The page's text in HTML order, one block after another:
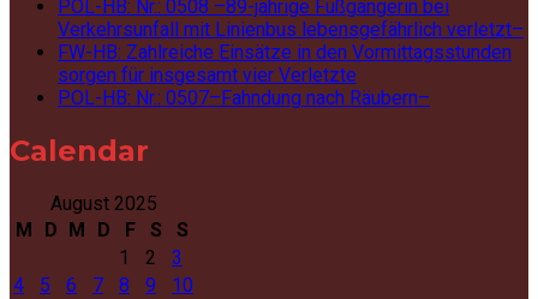
POL-HB: Nr.: 0508 –89-jährige Fußgängerin bei
Verkehrsunfall mit Linienbus lebensgefährlich verletzt–
FW-HB: Zahlreiche Einsätze in den Vormittagsstunden
sorgen für insgesamt vier Verletzte
POL-HB: Nr.: 0507–Fahndung nach Räubern–
Calendar
August 2025
M
D M D F S
S
1
2
3
4
5 6 7 8 9
10